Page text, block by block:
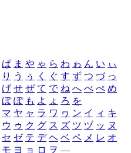
ぱ ま や ゃ ら わ ゎ ん い ぃ
り う ぅ く ぐ す ず つ づ っ
げ せ ぜ て で ね へ べ ぺ め
ぼ ぽ も よ ょ ろ を
マ ヤ ャ ラ ワ ヮ ン イ ィ キ
ウ ゥ ク グ ス ズ ツ ヅ ッ ヌ
セ ゼ テ デ ヘ ベ ペ メ レ オ
モ ヨ ョ ロ ヲ ―